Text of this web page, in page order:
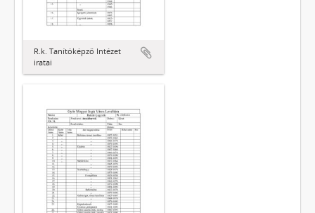
R.k. Tanítóképző Intézet
iratai